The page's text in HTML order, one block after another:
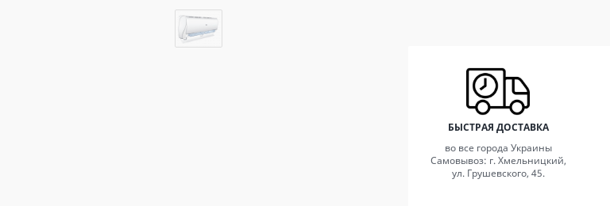
БЫСТРАЯ ДОСТАВКА
во все города Украины
Самовывоз: г. Хмельницкий,
ул. Грушевского, 45.